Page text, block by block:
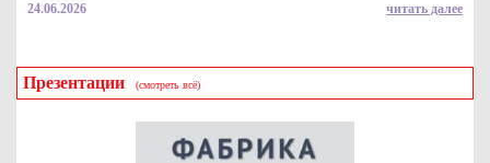
Подложки картонные с ламинацией круглые D=8 см под
пирожное. Цвет "золото", толщина 0.8-1 мм
24.06.2026 читать далее
Презентации (смотреть всё)